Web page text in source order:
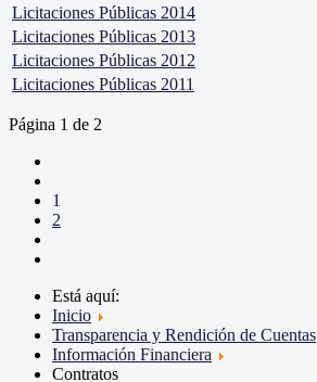
Licitaciones Públicas 2014
Licitaciones Públicas 2013
Licitaciones Públicas 2012
Licitaciones Públicas 2011
Página 1 de 2
1
2
Está aquí:
Inicio
Transparencia y Rendición de Cuentas
Información Financiera
Contratos